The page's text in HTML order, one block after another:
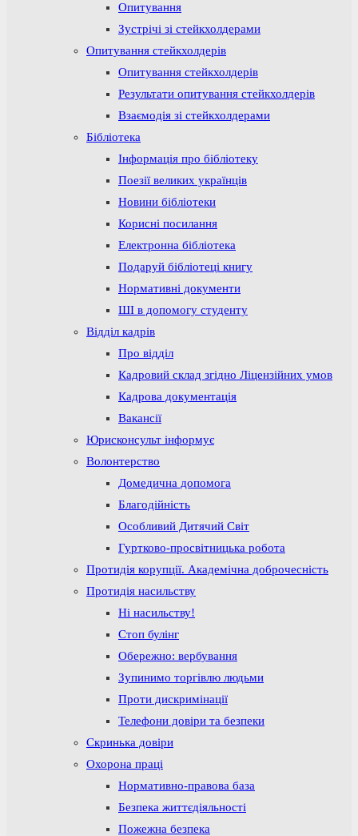
Опитування
Зустрічі зі стейкхолдерами
Опитування стейкхолдерів
Опитування стейкхолдерів
Результати опитування стейкхолдерів
Взаємодія зі стейкхолдерами
Бібліотека
Інформація про бібліотеку
Поезії великих українців
Новини бібліотеки
Корисні посилання
Електронна бібліотека
Подаруй бібліотеці книгу
Нормативні документи
ШІ в допомогу студенту
Відділ кадрів
Про відділ
Кадровий склад згідно Ліцензійних умов
Кадрова документація
Вакансії
Юрисконсульт інформує
Волонтерство
Домедична допомога
Благодійність
Особливий Дитячий Світ
Гуртково-просвітницька робота
Протидія корупції. Академічна доброчесність
Протидія насильству
Ні насильству!
Стоп булінг
Обережно: вербування
Зупинимо торгівлю людьми
Проти дискримінації
Телефони довіри та безпеки
Скринька довіри
Охорона праці
Нормативно-правова база
Безпека життєдіяльності
Пожежна безпека